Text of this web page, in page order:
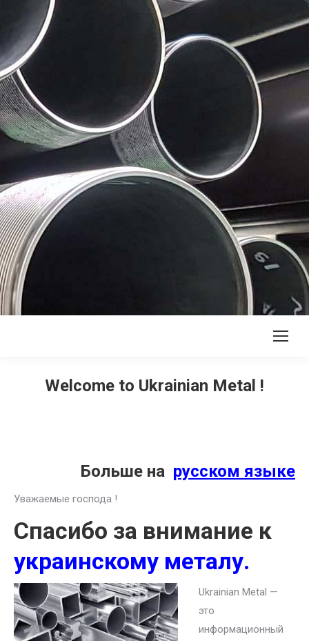
Welcome to Ukrainian Metal !
Больше на русском языке
Уважаемые господа !
Спасибо за внимание к
украинскому металу.
Ukrainian Metal —
это
информационный